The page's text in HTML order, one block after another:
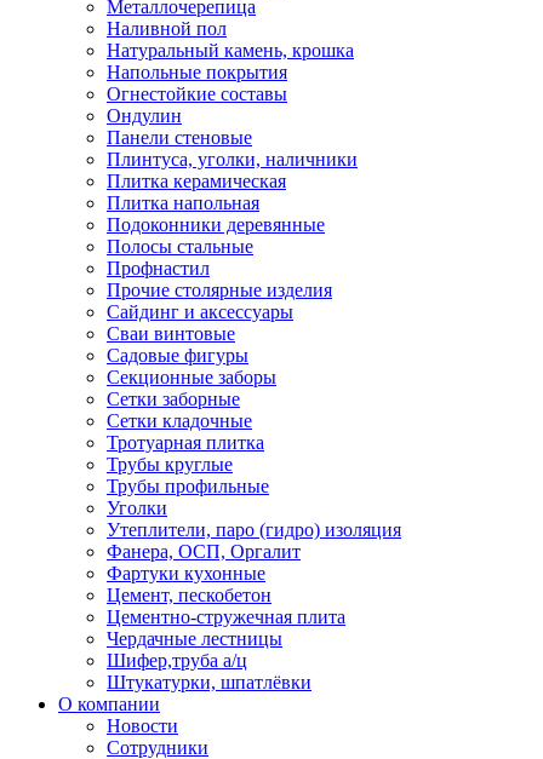
Металлочерепица
Наливной пол
Натуральный камень, крошка
Напольные покрытия
Огнестойкие составы
Ондулин
Панели стеновые
Плинтуса, уголки, наличники
Плитка керамическая
Плитка напольная
Подоконники деревянные
Полосы стальные
Профнастил
Прочие столярные изделия
Сайдинг и аксессуары
Сваи винтовые
Садовые фигуры
Секционные заборы
Сетки заборные
Сетки кладочные
Тротуарная плитка
Трубы круглые
Трубы профильные
Уголки
Утеплители, паро (гидро) изоляция
Фанера, ОСП, Оргалит
Фартуки кухонные
Цемент, пескобетон
Цементно-стружечная плита
Чердачные лестницы
Шифер,труба а/ц
Штукатурки, шпатлёвки
О компании
Новости
Сотрудники